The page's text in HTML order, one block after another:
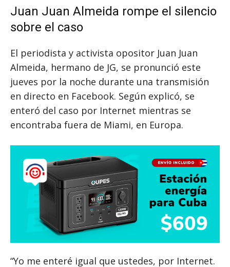
Juan Juan Almeida rompe el silencio
sobre el caso
El periodista y activista opositor Juan Juan
Almeida, hermano de JG, se pronunció este
jueves por la noche durante una transmisión
en directo en Facebook. Según explicó, se
enteró del caso por Internet mientras se
encontraba fuera de Miami, en Europa.
“Yo me enteré igual que ustedes, por Internet.